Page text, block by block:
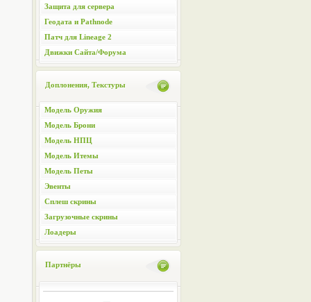
Защита для сервера
Геодата и Pathnode
Патч для Lineage 2
Движки Сайта/Форума
Доплонения, Текстуры
Модель Оружия
Модель Брони
Модель НПЦ
Модель Итемы
Модель Петы
Эвенты
Сплеш скрины
Загрузочные скрины
Лоадеры
Партнёры